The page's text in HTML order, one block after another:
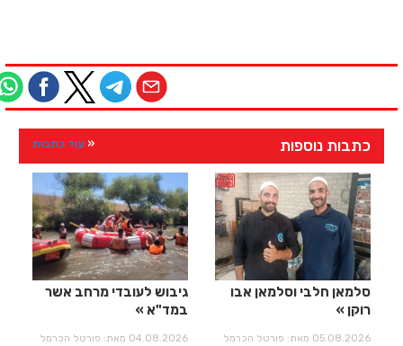
כתבות נוספות עוד כתבות
סלמאן חלבי וסלמאן אבו
רוקן
05.08.2026 מאת: פורטל הכרמל
גיבוש לעובדי מרחב אשר
במד"א
04.08.2026 מאת: פורטל הכרמל